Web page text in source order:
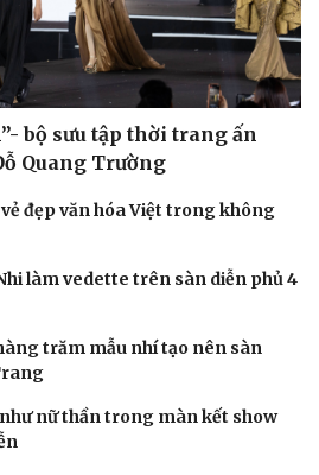
bộ sưu tập thời trang ấn
Quang Trường
đẹp văn hóa Việt trong không
làm vedette trên sàn diễn phủ 4
trăm mẫu nhí tạo nên sàn
nữ thần trong màn kết show